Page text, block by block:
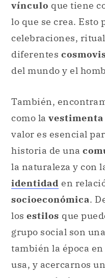
vínculo que tiene
lo que se crea. Esto
celebraciones,
diferentes
del mundo y el
También,
como la vestimenta
valor es esencial
historia de una
la naturaleza y con
identidad en
socioeconómica.
los estilos que
grupo social son
también la época
usa, y acercarnos